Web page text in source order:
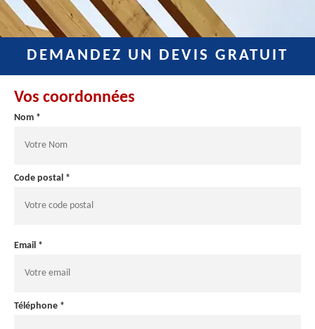
DEMANDEZ UN DEVIS GRATUIT
Vos coordonnées
Nom *
Code postal *
Email *
Téléphone *